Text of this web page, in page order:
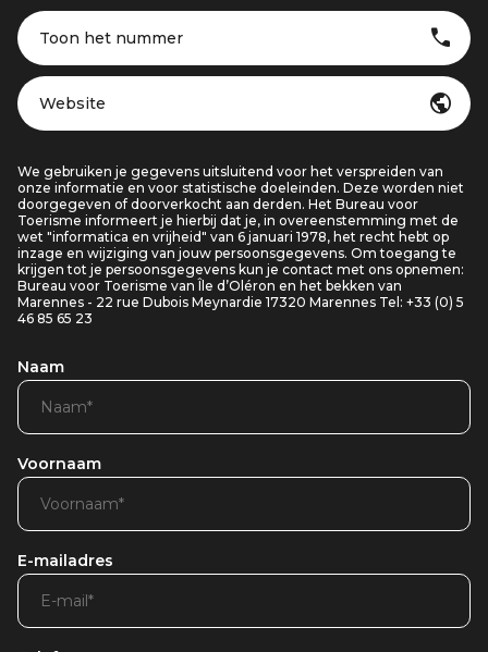
Toon het nummer
Website
We gebruiken je gegevens uitsluitend voor het verspreiden van
onze informatie en voor statistische doeleinden. Deze worden niet
doorgegeven of doorverkocht aan derden. Het Bureau voor
Toerisme informeert je hierbij dat je, in overeenstemming met de
wet "informatica en vrijheid" van 6 januari 1978, het recht hebt op
inzage en wijziging van jouw persoonsgegevens. Om toegang te
krijgen tot je persoonsgegevens kun je contact met ons opnemen:
Bureau voor Toerisme van Île d’Oléron en het bekken van
Marennes - 22 rue Dubois Meynardie 17320 Marennes Tel: +33 (0) 5
46 85 65 23
Naam
Voornaam
E-mailadres